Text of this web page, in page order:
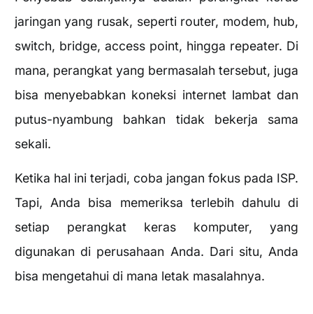
jaringan yang rusak, seperti router, modem, hub,
switch, bridge, access point, hingga repeater. Di
mana, perangkat yang bermasalah tersebut, juga
bisa menyebabkan koneksi internet lambat dan
putus-nyambung bahkan tidak bekerja sama
sekali.
Ketika hal ini terjadi, coba jangan fokus pada ISP.
Tapi, Anda bisa memeriksa terlebih dahulu di
setiap perangkat keras komputer, yang
digunakan di perusahaan Anda. Dari situ, Anda
bisa mengetahui di mana letak masalahnya.